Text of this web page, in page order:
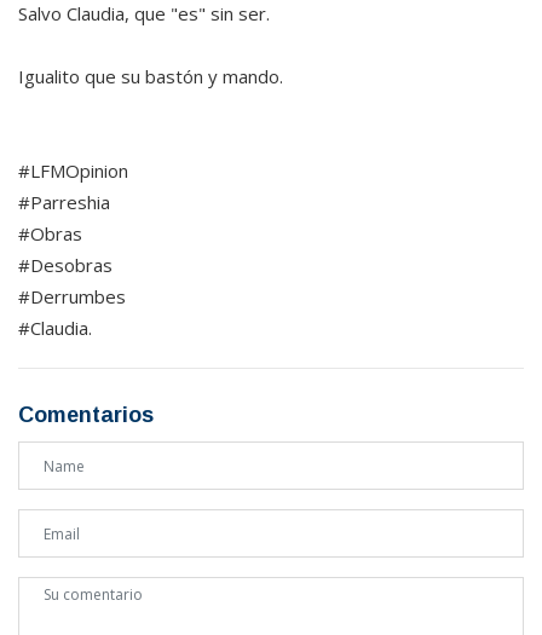
Salvo Claudia, que "es" sin ser.
Igualito que su bastón y mando.
#LFMOpinion
#Parreshia
#Obras
#Desobras
#Derrumbes
#Claudia.
Comentarios